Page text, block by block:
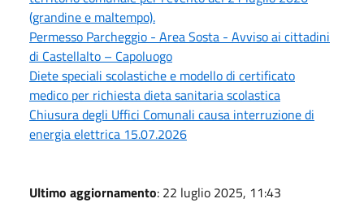
(grandine e maltempo).
Permesso Parcheggio - Area Sosta - Avviso ai cittadini
di Castellalto – Capoluogo
Diete speciali scolastiche e modello di certificato
medico per richiesta dieta sanitaria scolastica
Chiusura degli Uffici Comunali causa interruzione di
energia elettrica 15.07.2026
Ultimo aggiornamento: 22 luglio 2025, 11:43